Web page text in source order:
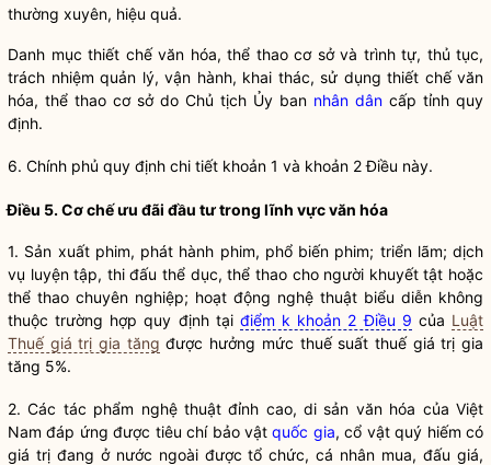
thường xuyên, hiệu quả.
Danh mục thiết chế văn hóa, thể thao cơ sở và trình tự, thủ tục,
trách nhiệm quản lý, vận hành, khai thác, sử dụng thiết chế văn
hóa, thể thao cơ sở do Chủ tịch Ủy ban nhân dân cấp tỉnh quy
định.
6. Chính phủ quy định chi tiết khoản 1 và khoản 2 Điều này.
Điều 5. Cơ chế ưu đãi đầu tư trong lĩnh vực văn hóa
1. Sản xuất phim, phát hành phim, phổ biến phim; triển lãm; dịch
vụ luyện tập, thi đấu thể dục, thể thao cho người khuyết tật hoặc
thể thao chuyên nghiệp; hoạt động nghệ thuật biểu diễn không
thuộc trường hợp quy định tại điểm k khoản 2 Điều 9 của Luật
Thuế giá trị gia tăng được hưởng mức thuế suất thuế giá trị gia
tăng 5%.
2. Các tác phẩm nghệ thuật đỉnh cao, di sản văn hóa của Việt
Nam đáp ứng được tiêu chí bảo vậtquốc gia, cổ vật quý hiếm có
giá trị đang ở nước ngoài được tổ chức, cá nhân mua, đấu giá,